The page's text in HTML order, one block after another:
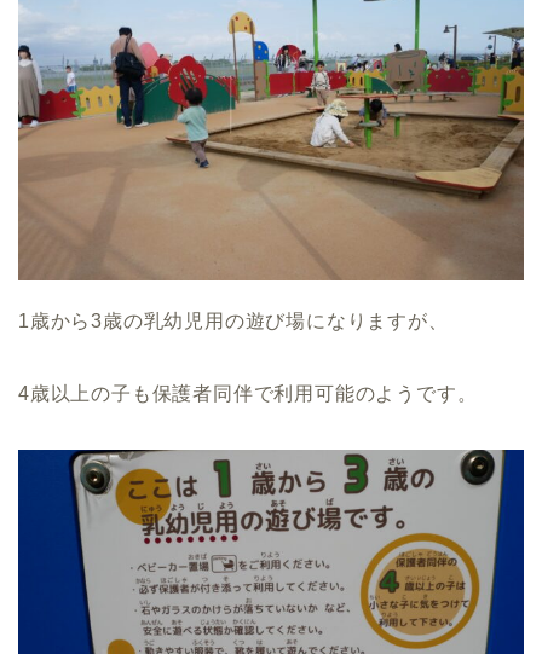
1歳から3歳の乳幼児用の遊び場になりますが、
4歳以上の子も保護者同伴で利用可能のようです。